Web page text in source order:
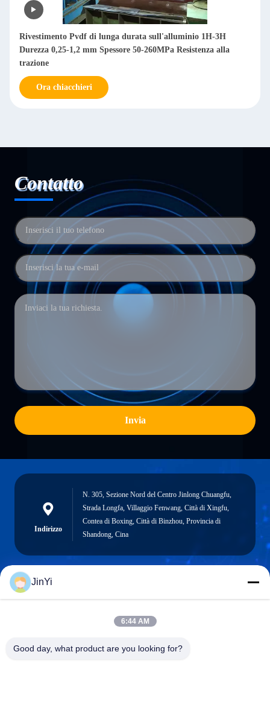
Rivestimento Pvdf di lunga durata sull'alluminio 1H-3H
Durezza 0,25-1,2 mm Spessore 50-260MPa Resistenza alla
trazione
Ora chiacchieri
Contatto
Invia
Indirizzo
N. 305, Sezione Nord del Centro Jinlong Chuangfu,
Strada Longfa, Villaggio Fenwang, Città di Xingfu,
Contea di Boxing, Città di Binzhou, Provincia di
Shandong, Cina
chenshasha1867@gmail.com
JinYi
6:44 AM
Good day, what product are you looking for?